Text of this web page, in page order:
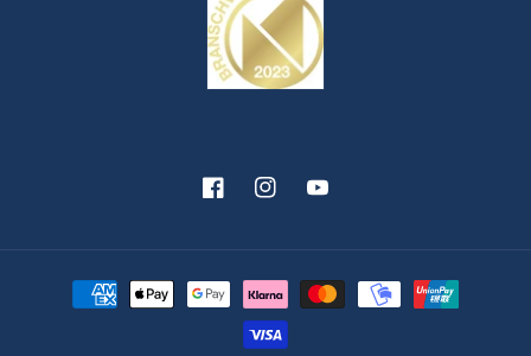
FacebookInstagramYouTube
Betalningsmetoder